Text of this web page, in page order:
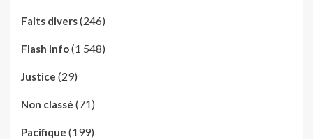
Faits divers(246)
Flash Info(1 548)
Justice (29)
Non classé (71)
Pacifique (199)